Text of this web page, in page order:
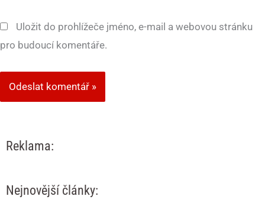
Uložit do prohlížeče jméno, e-mail a webovou stránku
pro budoucí komentáře.
Reklama:
Nejnovější články: